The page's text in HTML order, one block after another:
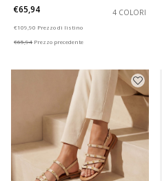
€65,94
4 COLORI
€109,90 Prezzo di listino
€65,94 Prezzo precedente